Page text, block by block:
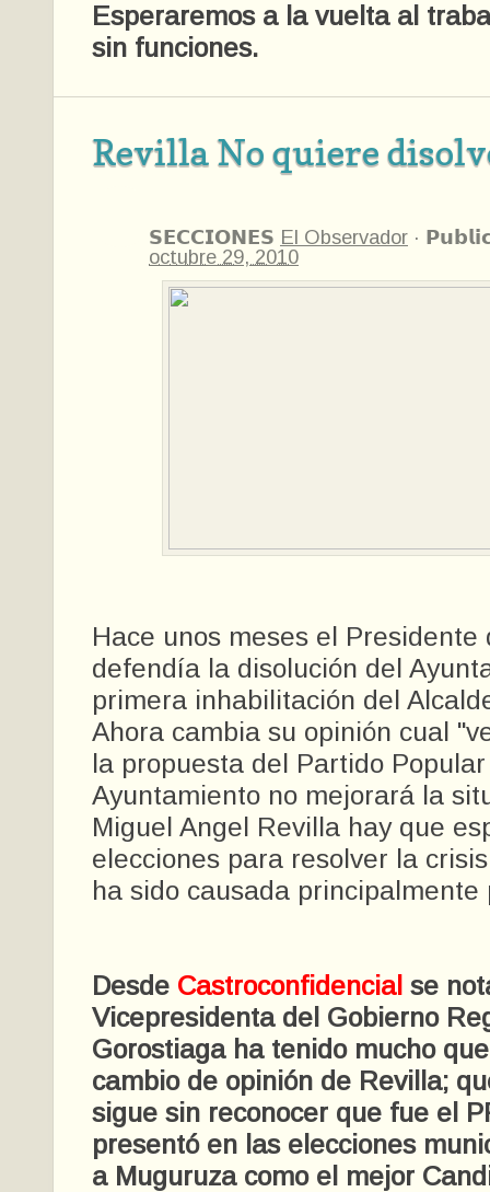
Esperaremos a la vuelta al
sin funciones.
Revilla No quiere
𝗦𝗘𝗖𝗖𝗜𝗢𝗡𝗘𝗦 El Observador ·
octubre 29, 2010
Hace unos meses el Presidente
defendía la disolución del
primera inhabilitación del
Ahora cambia su opinión cual
la propuesta del Partido
Ayuntamiento no mejorará la
Miguel Angel Revilla hay que
elecciones para resolver la
ha sido causada principalmente
Desde Castroconfidencial se
Vicepresidenta del Gobierno
Gorostiaga ha tenido mucho
cambio de opinión de Revilla;
sigue sin reconocer que fue el
presentó en las elecciones
a Muguruza como el mejor